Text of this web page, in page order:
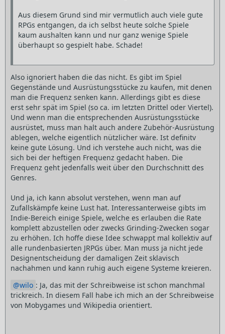
Aus diesem Grund sind mir vermutlich auch viele gute
RPGs entgangen, da ich selbst heute solche Spiele
kaum aushalten kann und nur ganz wenige Spiele
überhaupt so gespielt habe. Schade!
Also ignoriert haben die das nicht. Es gibt im Spiel
Gegenstände und Ausrüstungsstücke zu kaufen, mit denen
man die Frequenz senken kann. Allerdings gibt es diese
erst sehr spät im Spiel (so ca. im letzten Drittel oder Viertel).
Und wenn man die entsprechenden Ausrüstungsstücke
ausrüstet, muss man halt auch andere Zubehör-Ausrüstung
ablegen, welche eigentlich nützlicher wäre. Ist definitv
keine gute Lösung. Und ich verstehe auch nicht, was die
sich bei der heftigen Frequenz gedacht haben. Die
Frequenz geht jedenfalls weit über den Durchschnitt des
Genres.
Und ja, ich kann absolut verstehen, wenn man auf
Zufallskämpfe keine Lust hat. Interessanterweise gibts im
Indie-Bereich einige Spiele, welche es erlauben die Rate
komplett abzustellen oder zwecks Grinding-Zwecken sogar
zu erhöhen. Ich hoffe diese Idee schwappt mal kollektiv auf
alle rundenbasierten JRPGs über. Man muss ja nicht jede
Designentscheidung der damaligen Zeit sklavisch
nachahmen und kann ruhig auch eigene Systeme kreieren.
wilo : Ja, das mit der Schreibweise ist schon manchmal
trickreich. In diesem Fall habe ich mich an der Schreibweise
von Mobygames und Wikipedia orientiert.